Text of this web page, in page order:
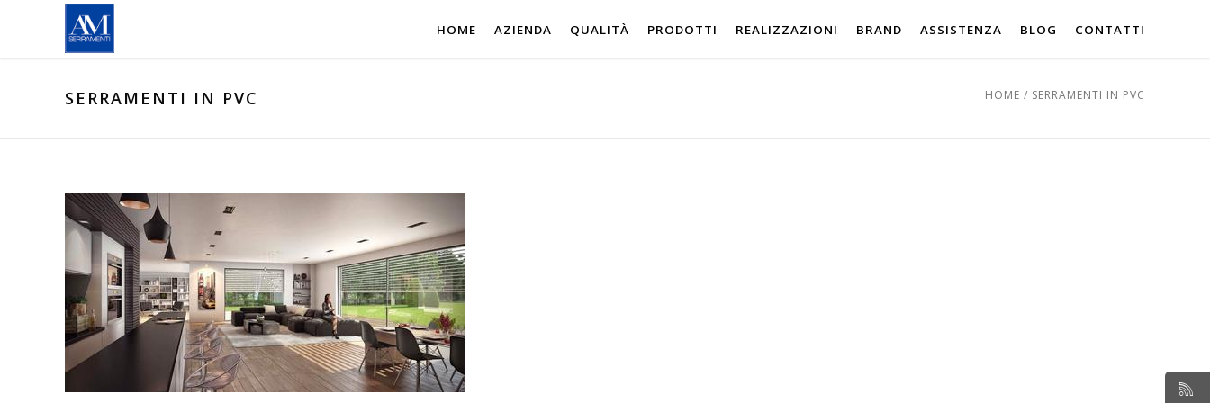
Salta al contenuto principale
HOME AZIENDA QUALITÀ PRODOTTI REALIZZAZIONI BRAND ASSISTENZA BLOG CONTATTI
SERRAMENTI IN PVC HOME / SERRAMENTI IN PVC